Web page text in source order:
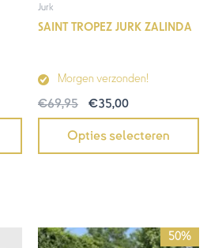
Jurk
SAINT TROPEZ JURK ZALINDA
Morgen verzonden!
€69,95 €35,00
Opties selecteren
50%
Oorspronkelijke
Huidige